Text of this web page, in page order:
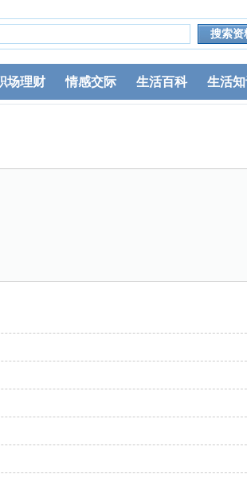
场理财 情感交际 生活百科 生活